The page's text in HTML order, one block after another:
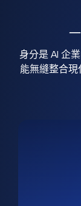
身分是 AI 企
能無縫整合現